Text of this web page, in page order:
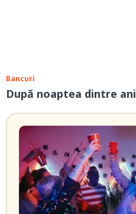
Bancuri
După noaptea dintre ani